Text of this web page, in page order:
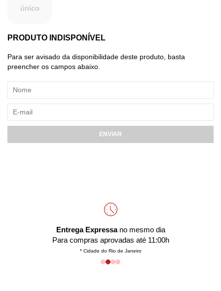
único
PRODUTO INDISPONÍVEL
Para ser avisado da disponibilidade deste produto, basta
preencher os campos abaixo.
ENVIAR
Entrega Expressano mesmo dia
Para compras aprovadas até 11:00h
* Cidade do Rio de Janeiro